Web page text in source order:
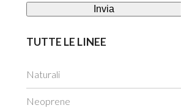
TUTTE LE LINEE
Naturali
Neoprene